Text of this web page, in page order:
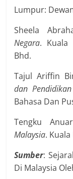
Lumpur:
Sheela
Negara. Kuala
Bhd.
Tajul Ariffin
dan
Bahasa Dan
Tengku
Malaysia.
Sumber:
Di Malaysia